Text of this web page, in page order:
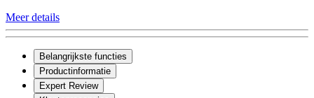
Meer details
Belangrijkste functies
Productinformatie
Expert Review